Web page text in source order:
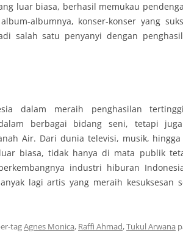
luar biasa, berhasil memukau
albumnya, konser-konser yang
salah satu penyanyi dengan
dalam meraih penghasilan
berbagai bidang seni, tetapi
Air. Dari dunia televisi, musik,
biasa, tidak hanya di mata publik
industri hiburan
lagi artis yang meraih kesuksesan
tagAgnes Monica, Raffi Ahmad,Tukul Arwana